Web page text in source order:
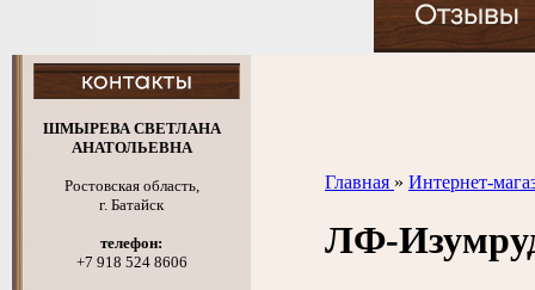
ШМЫРЕВА СВЕТЛАНА
АНАТОЛЬЕВНА
Ростовская область,
г. Батайск
телефон:
+7 918 524 8606
Главная » Интернет-
ЛФ-